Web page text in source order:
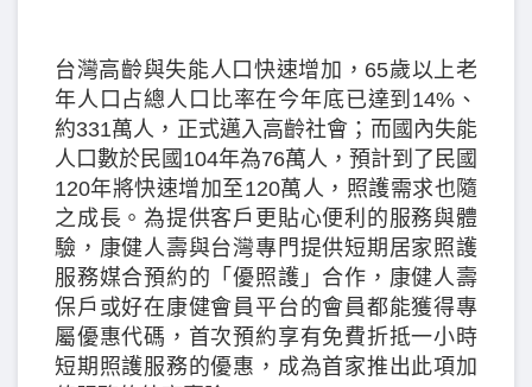
台灣高齡與失能人口快速增加，65歲以上老
年人口占總人口比率在今年底已達到14%、
約331萬人，正式邁入高齡社會；而國內失能
人口數於民國104年為76萬人，預計到了民國
120年將快速增加至120萬人，照護需求也隨
之成長。為提供客戶更貼心便利的服務與體
驗，康健人壽與台灣專門提供短期居家照護
服務媒合預約的「優照護」合作，康健人壽
保戶或好在康健會員平台的會員都能獲得專
屬優惠代碼，首次預約享有免費折抵一小時
短期照護服務的優惠，成為首家推出此項加